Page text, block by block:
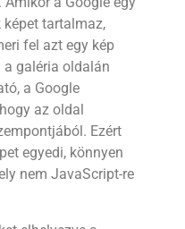
tartalmaz,
fel azt egy kép
galéria oldalán
a Google
az oldal
Ezért
egyedi, könnyen
nem JavaScript-re